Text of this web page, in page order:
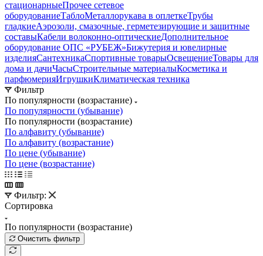
стационарныеПрочее сетевое
оборудованиеТаблоМеталлорукава в оплеткеТрубы
гладкиеАэрозоли, смазочные, герметезирующие и защитные
составыКабели волоконно-оптическиеДополнительное
оборудование ОПС «РУБЕЖ»Бижутерия и ювелирные
изделияСантехникаСпортивные товарыОсвещениеТовары для
дома и дачиЧасыСтроительные материалыКосметика и
парфюмерияИгрушкиКлиматическая техника
Фильтр
По популярности (возрастание)
По популярности (убывание)
По популярности (возрастание)
По алфавиту (убывание)
По алфавиту (возрастание)
По цене (убывание)
По цене (возрастание)
Фильтр:
Сортировка
По популярности (возрастание)
Очистить фильтр